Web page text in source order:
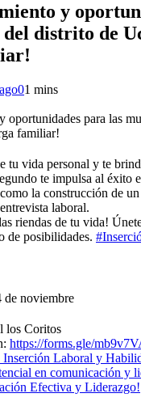
y
distrito de
01 mins
oportunidades para las
familiar!
tu vida personal y te
te impulsa al éxito
la construcción de
laboral.
riendas de tu vida!
de posibilidades.
de noviembre
los Coritos
https://forms.gle/
Inserción Laboral y
en comunicación y
Efectiva y Liderazgo!